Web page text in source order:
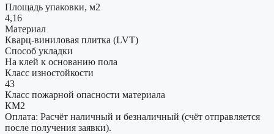
Площадь упаковки, м2
4,16
Материал
Кварц-виниловая плитка (LVT)
Способ укладки
На клей к основанию пола
Класс изностойкости
43
Класс пожарной опасности материала
КМ2
Оплата: Расчёт наличный и безналичный (счёт отправляется
после получения заявки).